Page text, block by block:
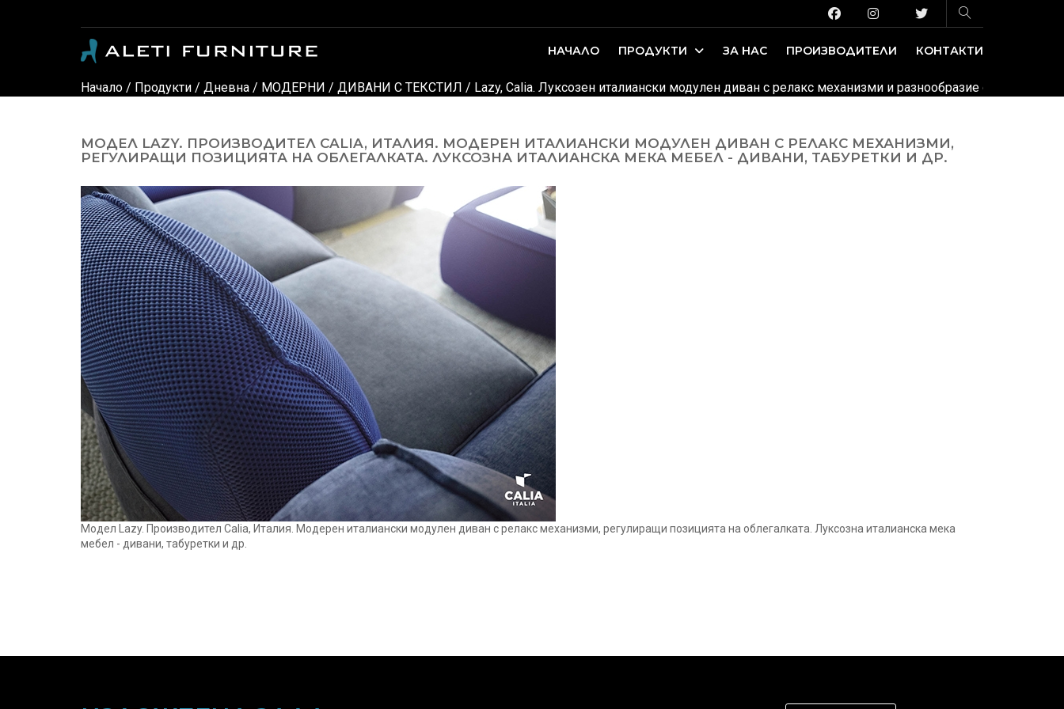
НАЧАЛО ПРОДУКТИ ЗА НАС ПРОИЗВОДИТЕЛИ КОНТАКТИ
Начало / Продукти / Дневна / МОДЕРНИ / ДИВАНИ С ТЕКСТИЛ / Lazy, Calia. Луксозен италиански модулен диван с релакс механизми и разнообразие от модулни
МОДЕЛ LAZY. ПРОИЗВОДИТЕЛ CALIA, ИТАЛИЯ. МОДЕРЕН ИТАЛИАНСКИ МОДУЛЕН ДИВАН С РЕЛАКС МЕХАНИЗМИ,
РЕГУЛИРАЩИ ПОЗИЦИЯТА НА ОБЛЕГАЛКАТА. ЛУКСОЗНА ИТАЛИАНСКА МЕКА МЕБЕЛ - ДИВАНИ, ТАБУРЕТКИ И ДР.
Модел Lazy. Производител Calia, Италия. Модерен италиански модулен диван с релакс механизми, регулиращи позицията на облегалката. Луксозна италианска мека
мебел - дивани, табуретки и др.